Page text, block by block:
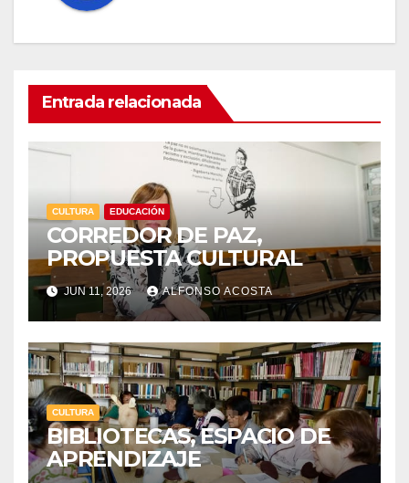
Entrada relacionada
CULTURA EDUCACIÓN
CORREDOR DE PAZ,
PROPUESTA CULTURAL
JUN 11, 2026 ALFONSO ACOSTA
CULTURA
BIBLIOTECAS, ESPACIO DE
APRENDIZAJE